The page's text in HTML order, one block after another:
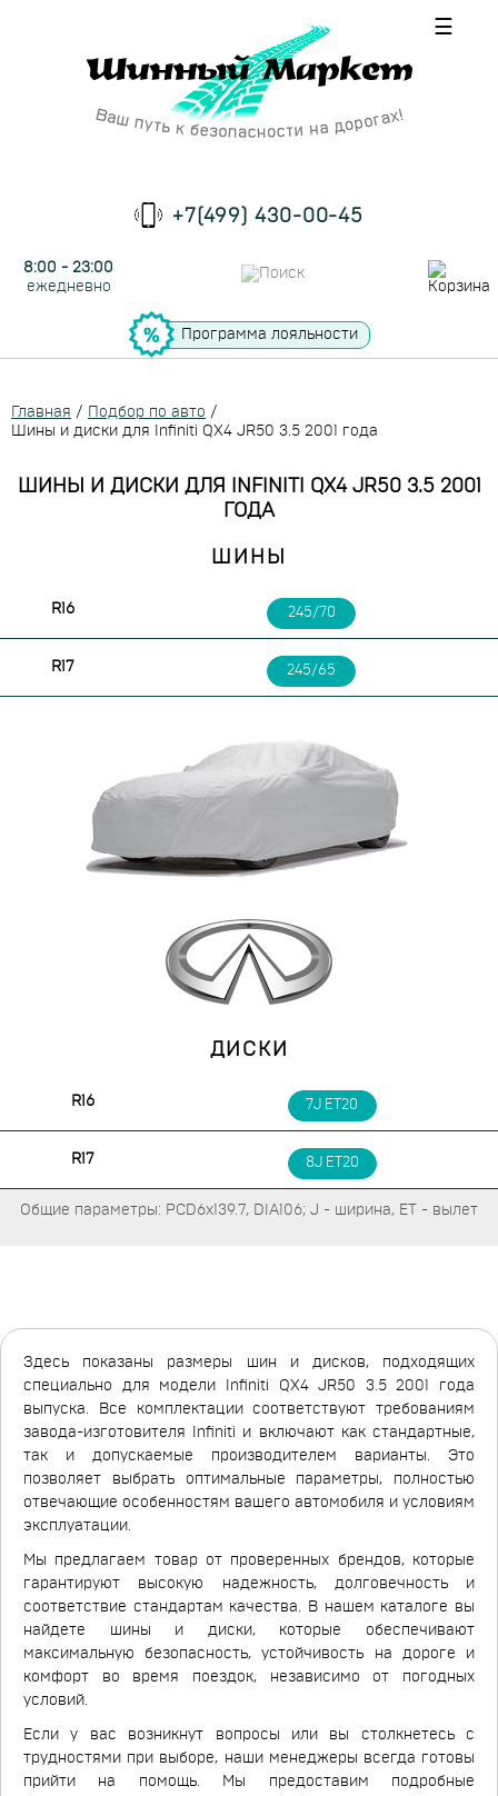
☰
+7(499) 430-00-45
8:00 - 23:00
ежедневно
Программа лояльности
Главная / Подбор по авто /
Шины и диски для Infiniti QX4 JR50 3.5 2001 года
ШИНЫ И ДИСКИ ДЛЯ INFINITI QX4 JR50 3.5 2001
ГОДА
ШИНЫ
R16 245/70
R17 245/65
ДИСКИ
R16 7J ET20
R17 8J ET20
Общие параметры: PCD6x139.7, DIA106; J - ширина, ET - вылет
Здесь показаны размеры шин и дисков, подходящих
специально для модели Infiniti QX4 JR50 3.5 2001 года
выпуска. Все комплектации соответствуют требованиям
завода-изготовителя Infiniti и включают как стандартные,
так и допускаемые производителем варианты. Это
позволяет выбрать оптимальные параметры, полностью
отвечающие особенностям вашего автомобиля и условиям
эксплуатации.
Мы предлагаем товар от проверенных брендов, которые
гарантируют высокую надежность, долговечность и
соответствие стандартам качества. В нашем каталоге вы
найдете шины и диски, которые обеспечивают
максимальную безопасность, устойчивость на дороге и
комфорт во время поездок, независимо от погодных
условий.
Если у вас возникнут вопросы или вы столкнетесь с
трудностями при выборе, наши менеджеры всегда готовы
прийти на помощь. Мы предоставим подробные